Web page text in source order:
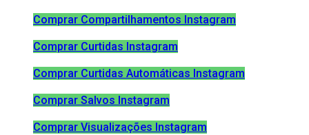
Comprar Compartilhamentos Instagram
Comprar Curtidas Instagram
Comprar Curtidas Automáticas Instagram
Comprar Salvos Instagram
Comprar Visualizações Instagram